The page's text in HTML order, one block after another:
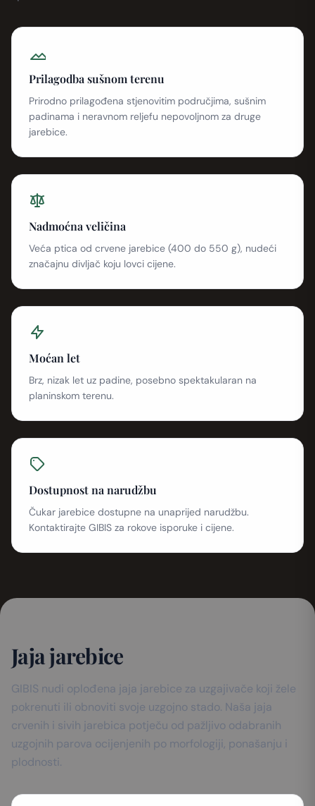
Prilagodba sušnom terenu
Prirodno prilagođena stjenovitim područjima, sušnim
padinama i neravnom reljefu nepovoljnom za druge
jarebice.
Nadmoćna veličina
Veća ptica od crvene jarebice (400 do 550 g), nudeći
značajnu divljač koju lovci cijene.
Moćan let
Brz, nizak let uz padine, posebno spektakularan na
planinskom terenu.
Dostupnost na narudžbu
Čukar jarebice dostupne na unaprijed narudžbu.
Kontaktirajte GIBIS za rokove isporuke i cijene.
Jaja jarebice
GIBIS nudi oplođena jaja jarebice za uzgajivače koji žele
pokrenuti ili obnoviti svoje uzgojno stado. Naša jaja
crvenih i sivih jarebica potječu od pažljivo odabranih
uzgojnih parova ocijenjenih po morfologiji, ponašanju i
plodnosti.